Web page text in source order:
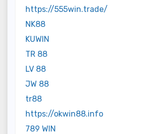
https://555win.trade/
NK88
KUWIN
TR 88
LV 88
JW 88
tr88
https://okwin88.info
789 WIN